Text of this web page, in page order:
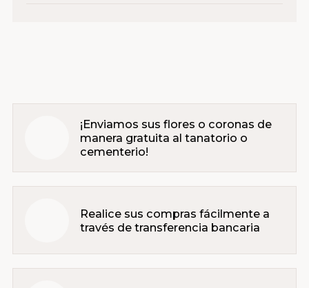
¡Enviamos sus flores o coronas de
manera gratuita al tanatorio o
cementerio!
Realice sus compras fácilmente a
través de transferencia bancaria